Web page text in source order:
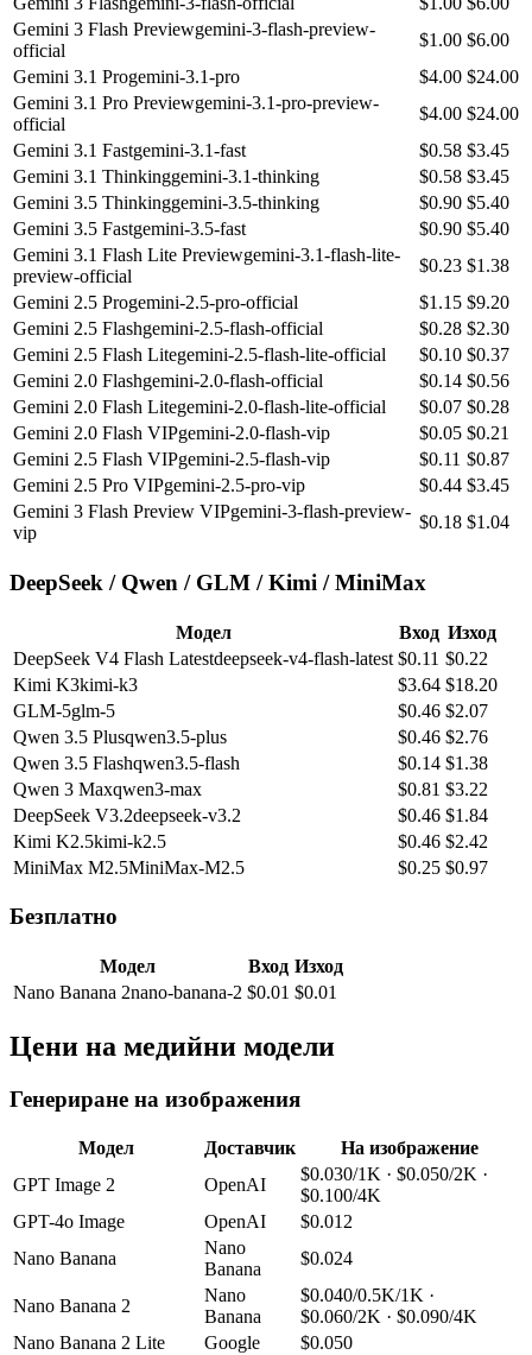
Gemini 3 Flash Previewgemini-3-flash-preview-
official
$1.00 $6.00
Gemini 3.1 Progemini-3.1-pro $4.00 $24.00
Gemini 3.1 Pro Previewgemini-3.1-pro-preview-
official
$4.00 $24.00
Gemini 3.1 Fastgemini-3.1-fast $0.58 $3.45
Gemini 3.1 Thinkinggemini-3.1-thinking $0.58 $3.45
Gemini 3.5 Thinkinggemini-3.5-thinking $0.90 $5.40
Gemini 3.5 Fastgemini-3.5-fast $0.90 $5.40
Gemini 3.1 Flash Lite Previewgemini-3.1-flash-lite-
preview-official
$0.23 $1.38
Gemini 2.5 Progemini-2.5-pro-official $1.15 $9.20
Gemini 2.5 Flashgemini-2.5-flash-official $0.28 $2.30
Gemini 2.5 Flash Litegemini-2.5-flash-lite-official $0.10 $0.37
Gemini 2.0 Flashgemini-2.0-flash-official $0.14 $0.56
Gemini 2.0 Flash Litegemini-2.0-flash-lite-official $0.07 $0.28
Gemini 2.0 Flash VIPgemini-2.0-flash-vip $0.05 $0.21
Gemini 2.5 Flash VIPgemini-2.5-flash-vip $0.11 $0.87
Gemini 2.5 Pro VIPgemini-2.5-pro-vip $0.44 $3.45
Gemini 3 Flash Preview VIPgemini-3-flash-preview-
vip
$0.18 $1.04
DeepSeek / Qwen / GLM / Kimi / MiniMax
Модел Вход Изход
DeepSeek V4 Flash Latestdeepseek-v4-flash-latest $0.11 $0.22
Kimi K3kimi-k3 $3.64 $18.20
GLM-5glm-5 $0.46 $2.07
Qwen 3.5 Plusqwen3.5-plus $0.46 $2.76
Qwen 3.5 Flashqwen3.5-flash $0.14 $1.38
Qwen 3 Maxqwen3-max $0.81 $3.22
DeepSeek V3.2deepseek-v3.2 $0.46 $1.84
Kimi K2.5kimi-k2.5 $0.46 $2.42
MiniMax M2.5MiniMax-M2.5 $0.25 $0.97
Безплатно
Модел Вход Изход
Nano Banana 2nano-banana-2 $0.01 $0.01
Цени на медийни модели
Генериране на изображения
Модел Доставчик
На изображение
GPT Image 2
OpenAI
$0.030/1K · $0.050/2K ·
$0.100/4K
GPT-4o Image
OpenAI
$0.012
Nano Banana
Nano
Banana
$0.024
Nano Banana 2
Nano
Banana
$0.040/0.5K/1K ·
$0.060/2K · $0.090/4K
Nano Banana 2 Lite
Google
$0.050